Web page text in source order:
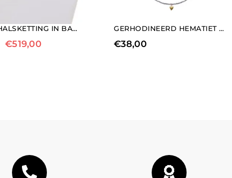
KORTE HALSKETTING IN BAROKPARELS
€519,00
GERHODINEERD HEMATIET COLLIER MET LANGE GOUDEN HART BEDELS ELEMENT
€38,00